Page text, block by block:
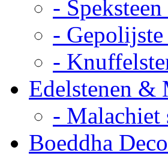
-
- Gepolijste
-
Edelstenen &
- Malachiet
Boeddha